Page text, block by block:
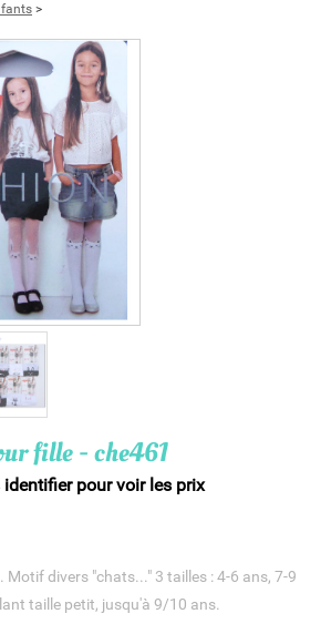
>
fille - che461
pour voir les prix
Motif divers "chats..." 3 tailles : 4-6 ans, 7-9
taille petit, jusqu'à 9/10 ans.